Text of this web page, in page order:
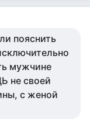
пояснить
мужчине
не своей
с женой